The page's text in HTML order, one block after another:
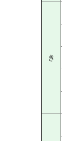
き